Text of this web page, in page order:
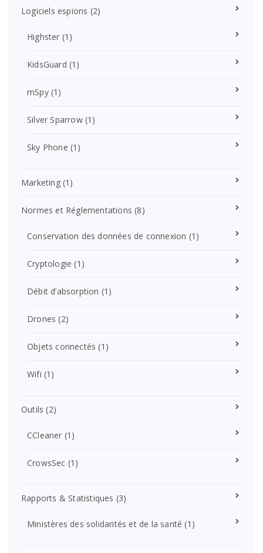
Logiciels espions (2)
Highster (1)
KidsGuard (1)
mSpy(1)
Silver Sparrow(1)
Sky Phone (1)
Marketing(1)
Normes et Réglementations (8)
Conservation des données de connexion (1)
Cryptologie (1)
Débit d’absorption (1)
Drones (2)
Objets connectés (1)
Wifi (1)
Outils (2)
CCleaner (1)
CrowsSec (1)
Rapports & Statistiques (3)
Ministères des solidarités et de la santé (1)